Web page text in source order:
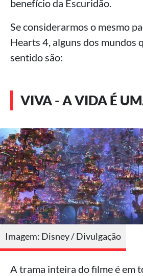
benefício da Escuridão.
Se considerarmos o mesmo
Hearts 4, alguns dos mundos
sentido são:
VIVA - A VIDA É
Imagem: Disney / Divulgação
A trama inteira do filme é em